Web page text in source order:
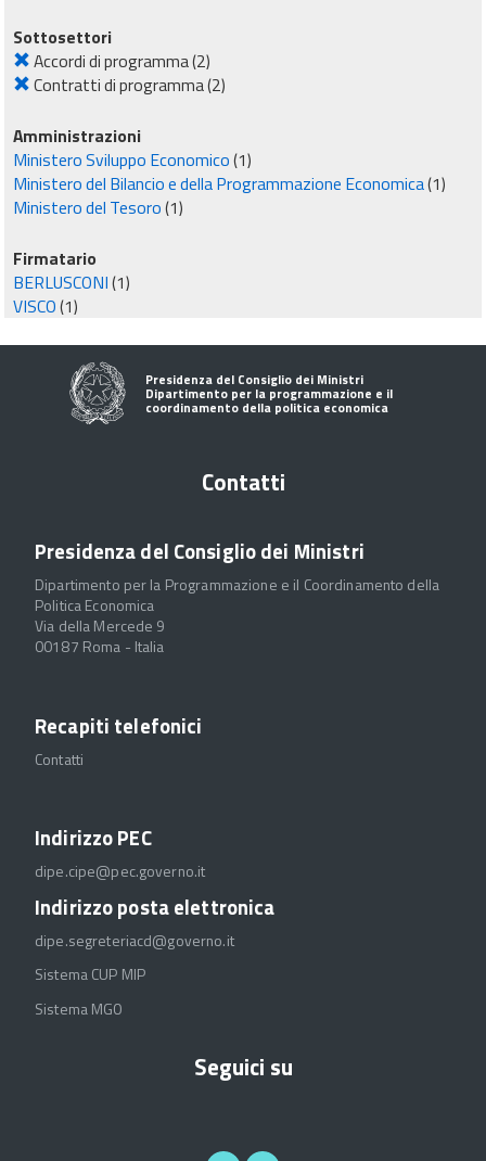
Sottosettori
Accordi di programma(2)
Contratti di programma(2)
Amministrazioni
Ministero Sviluppo Economico(1)
Ministero del Bilancio e della Programmazione Economica(1)
Ministero del Tesoro(1)
Firmatario
BERLUSCONI(1)
VISCO(1)
Presidenza del Consiglio dei Ministri
Dipartimento per la programmazione e il
coordinamento della politica economica
Contatti
Presidenza del Consiglio dei Ministri
Dipartimento per la Programmazione e il Coordinamento della
Politica Economica
Via della Mercede 9
00187 Roma - Italia
Recapiti telefonici
Contatti
Indirizzo PEC
dipe.cipe@pec.governo.it
Indirizzo posta elettronica
dipe.segreteriacd@governo.it
Sistema CUP MIP
Sistema MGO
Seguici su